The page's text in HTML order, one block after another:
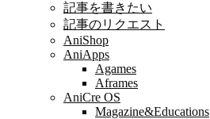
記事を書きたい
記事のリクエスト
AniShop
AniApps
Agames
Aframes
AniCre OS
Magazine&Educations